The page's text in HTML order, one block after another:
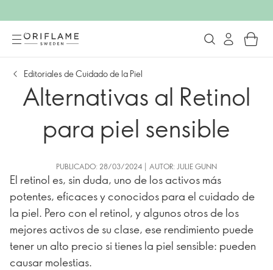
Editoriales de Cuidado de la Piel
Alternativas al Retinol
para piel sensible
PUBLICADO: 28/03/2024 | AUTOR: JULIE GUNN
El retinol es, sin duda, uno de los activos más
potentes, eficaces y conocidos para el cuidado de
la piel. Pero con el retinol, y algunos otros de los
mejores activos de su clase, ese rendimiento puede
tener un alto precio si tienes la piel sensible: pueden
causar molestias.